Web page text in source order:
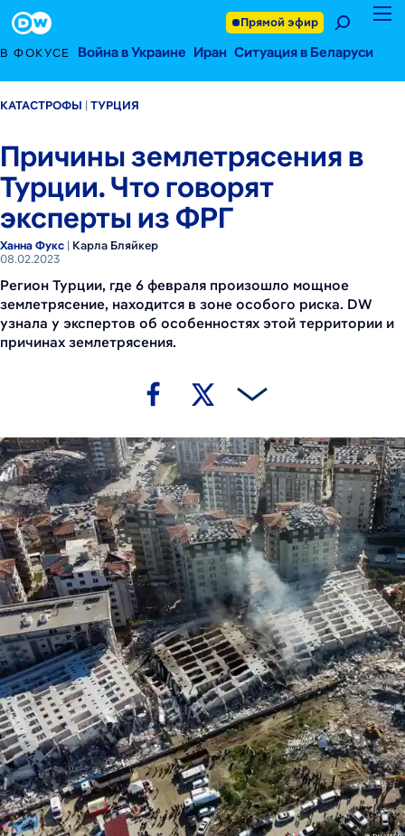
В ФОКУСЕ Война в Украине Иран Ситуация в Беларуси
Прямой эфир
КАТАСТРОФЫ ТУРЦИЯ
Причины землетрясения в
Турции. Что говорят
эксперты из ФРГ
Ханна Фукс | Карла Бляйкер
08.02.2023
Регион Турции, где 6 февраля произошло мощное
землетрясение, находится в зоне особого риска. DW
узнала у экспертов об особенностях этой территории и
причинах землетрясения.
Footer